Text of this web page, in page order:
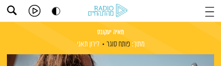
מאיה יעקובס
מתוך: פותח סוגר לירון תאני